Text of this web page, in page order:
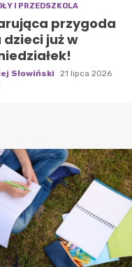
I PRZEDSZKOLA
przygoda
dzieci już w
Słowiński
21 lipca 2026